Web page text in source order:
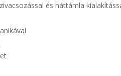
és háttámla